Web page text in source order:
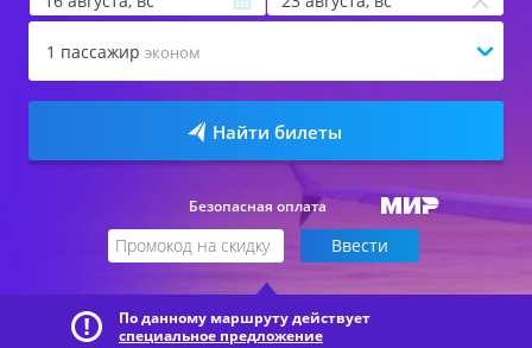
1 пассажир эконом
Найти билеты
Безопасная оплата
По данному маршруту действует
специальное предложение